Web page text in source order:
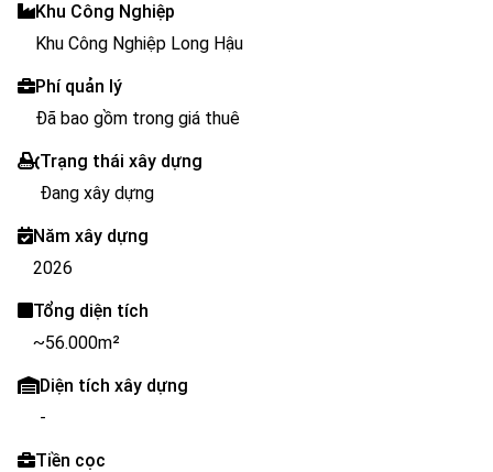
Khu Công Nghiệp
Khu Công Nghiệp Long Hậu
Phí quản lý
Đã bao gồm trong giá thuê
Trạng thái xây dựng
Đang xây dựng
Năm xây dựng
2026
Tổng diện tích
~56.000m²
Diện tích xây dựng
-
Tiền cọc